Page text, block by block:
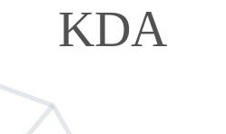
KDA